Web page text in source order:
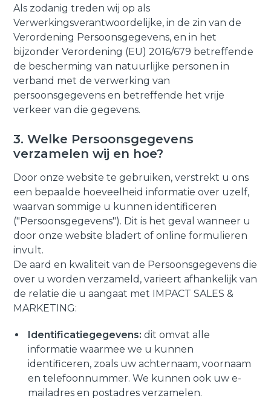
Als zodanig treden wij op als
Verwerkingsverantwoordelijke, in de zin van de
Verordening Persoonsgegevens, en in het
bijzonder Verordening (EU) 2016/679 betreffende
de bescherming van natuurlijke personen in
verband met de verwerking van
persoonsgegevens en betreffende het vrije
verkeer van die gegevens.
3. Welke Persoonsgegevens
verzamelen wij en hoe?
Door onze website te gebruiken, verstrekt u ons
een bepaalde hoeveelheid informatie over uzelf,
waarvan sommige u kunnen identificeren
("Persoonsgegevens"). Dit is het geval wanneer u
door onze website bladert of online formulieren
invult.
De aard en kwaliteit van de Persoonsgegevens die
over u worden verzameld, varieert afhankelijk van
de relatie die u aangaat met IMPACT SALES &
MARKETING:
Identificatiegegevens: dit omvat alle
informatie waarmee we u kunnen
identificeren, zoals uw achternaam, voornaam
en telefoonnummer. We kunnen ook uw e-
mailadres en postadres verzamelen.